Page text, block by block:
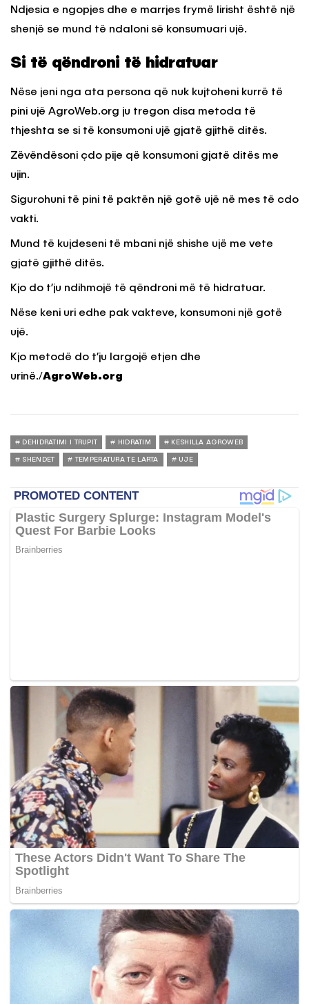
Ndjesia e ngopjes dhe e marrjes frymë lirisht është një
shenjë se mund të ndaloni së konsumuari ujë.
Si të qëndroni të hidratuar
Nëse jeni nga ata persona që nuk kujtoheni kurrë të
pini ujë AgroWeb.org ju tregon disa metoda të
thjeshta se si të konsumoni ujë gjatë gjithë ditës.
Zëvëndësoni çdo pije që konsumoni gjatë ditës me
ujin.
Sigurohuni të pini të paktën një gotë ujë në mes të cdo
vakti.
Mund të kujdeseni të mbani një shishe ujë me vete
gjatë gjithë ditës.
Kjo do t’ju ndihmojë të qëndroni më të hidratuar.
Nëse keni uri edhe pak vakteve, konsumoni një gotë
ujë.
Kjo metodë do t’ju largojë etjen dhe
urinë./AgroWeb.org
DEHIDRATIMI I TRUPIT HIDRATIM KESHILLA AGROWEB
SHENDET TEMPERATURA TE LARTA UJE